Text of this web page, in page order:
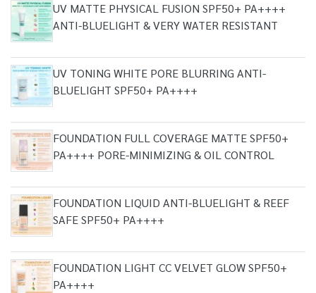
UV MATTE PHYSICAL FUSION SPF50+ PA++++
ANTI-BLUELIGHT & VERY WATER RESISTANT
UV TONING WHITE PORE BLURRING ANTI-
BLUELIGHT SPF50+ PA++++
FOUNDATION FULL COVERAGE MATTE SPF50+
PA++++ PORE-MINIMIZING & OIL CONTROL
FOUNDATION LIQUID ANTI-BLUELIGHT & REEF
SAFE SPF50+ PA++++
FOUNDATION LIGHT CC VELVET GLOW SPF50+
PA++++